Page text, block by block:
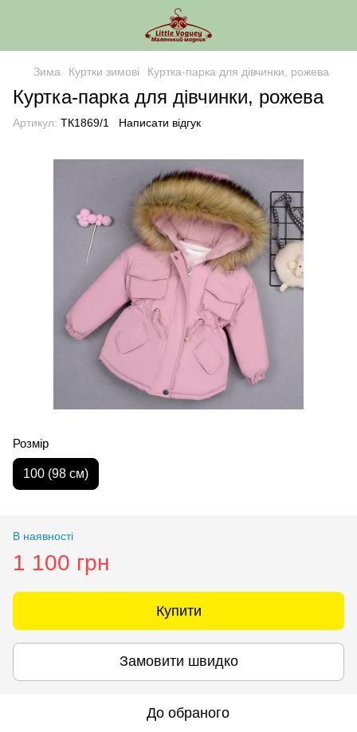
Зима Куртки зимові Куртка-парка для дівчинки, рожева
Куртка-парка для дівчинки, рожева
Артикул: ТК1869/1 Написати відгук
Розмір
100 (98 см)
В наявності
1 100 грн
Купити
Замовити швидко
До обраного